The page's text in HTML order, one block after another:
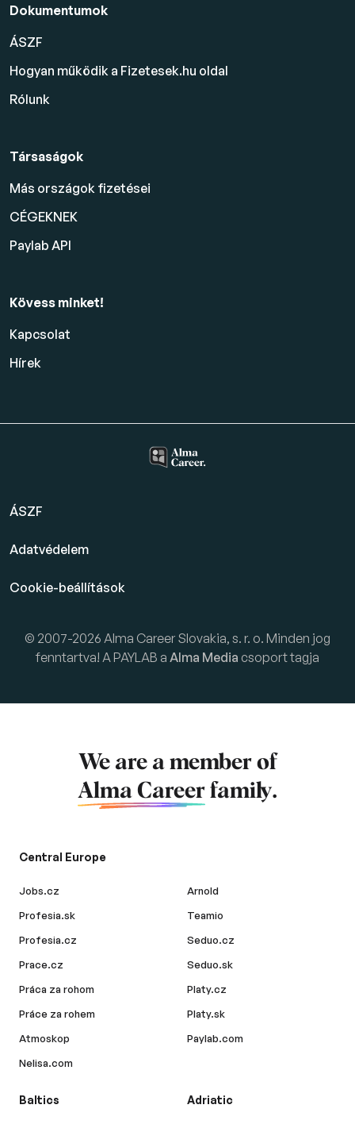
Dokumentumok
ÁSZF
Hogyan működik a Fizetesek.hu oldal
Rólunk
Társaságok
Más országok fizetései
CÉGEKNEK
Paylab API
Kövess minket!
Kapcsolat
Hírek
ÁSZF
Adatvédelem
Cookie-beállítások
© 2007-2026 Alma Career Slovakia, s. r. o. Minden jog
fenntartva! A PAYLAB a Alma Media csoport tagja
We are a member of
Alma Career family.
Central Europe
Jobs.cz
Profesia.sk
Profesia.cz
Prace.cz
Práca za rohom
Práce za rohem
Atmoskop
Nelisa.com
Arnold
Teamio
Seduo.cz
Seduo.sk
Platy.cz
Platy.sk
Paylab.com
Baltics Adriatic